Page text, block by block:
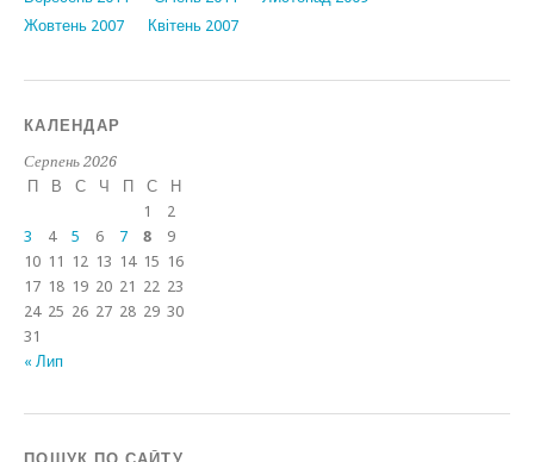
Жовтень 2007
Квітень 2007
КАЛЕНДАР
Серпень 2026
П
В С Ч П С Н
« Лип
1
2
3
4 5 6 7 8
9
10 11 12 13 14 15 16
17 18 19 20 21 22 23
24 25 26 27 28 29 30
31